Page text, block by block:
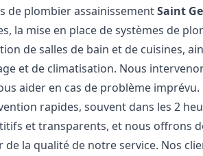
de plombier assainissementSaint
la mise en place de systèmes de
de salles de bain et de cuisines,
et de climatisation. Nous
aider en cas de problème
rapides, souvent dans les 2
et transparents, et nous offrons
de la qualité de notre service. Nos